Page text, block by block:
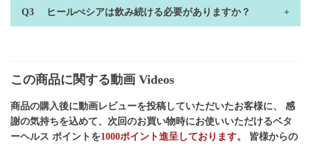
ヒールぺシアは飲み続ける必要がありますか？
この商品に関する動画 Videos
商品の購入後に動画レビューを投稿していただいたお客様に、 感
謝の気持ちを込めて、次回のお買い物時にお使いいただけるベタ
ーヘルス ポイントを1000ポイント進呈しております。
皆様からの